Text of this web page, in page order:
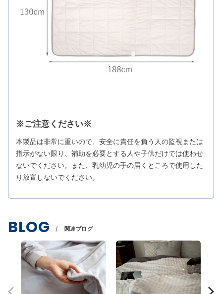
※ご注意ください※
本製品は非常に重いので、安全に責任を負う人の監視または
指示がない限り、補助を必要とする人や子供だけでは使わせ
ないでください。また、乳幼児の手の届くところで使用した
り放置しないでください。
BLOG 関連ブログ